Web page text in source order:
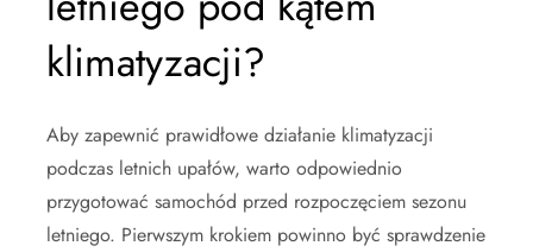
klimatyzacji?
Aby zapewnić prawidłowe działanie klimatyzacji
podczas letnich upałów, warto odpowiednio
przygotować samochód przed rozpoczęciem sezonu
letniego. Pierwszym krokiem powinno być sprawdzenie